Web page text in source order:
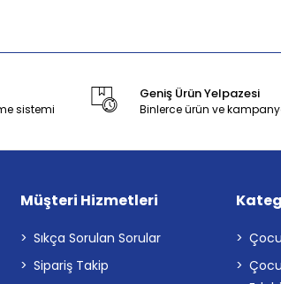
sistemi
Geniş Ürün Yelpazesi
Binlerce ürün ve
Müşteri Hizmetleri
Sıkça Sorulan Sorular
Sipariş Takip